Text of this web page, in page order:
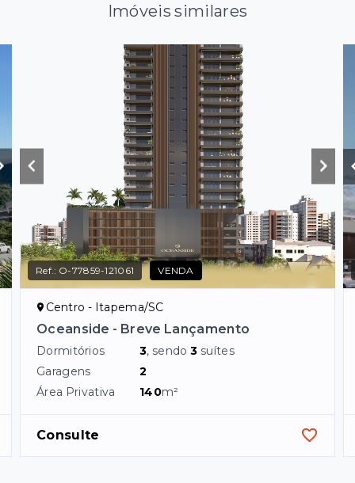
Imóveis similares
Ref.: O-77859-121061 VENDA
Centro - Itapema/SC
Oceanside - Breve Lançamento
Dormitórios 3, sendo3 suítes
Garagens
2
Área Privativa
140m²
Consulte